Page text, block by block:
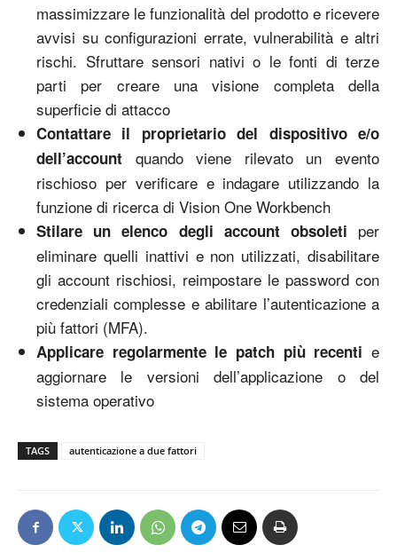
massimizzare le funzionalità del prodotto e ricevere
avvisi su configurazioni errate, vulnerabilità e altri
rischi. Sfruttare sensori nativi o le fonti di terze
parti per creare una visione completa della
superficie di attacco
Contattare il proprietario del dispositivo e/o
dell’account quando viene rilevato un evento
rischioso per verificare e indagare utilizzando la
funzione di ricerca di Vision One Workbench
Stilare un elenco degli account obsoleti per
eliminare quelli inattivi e non utilizzati, disabilitare
gli account rischiosi, reimpostare le password con
credenziali complesse e abilitare l’autenticazione a
più fattori (MFA).
Applicare regolarmente le patch più recenti e
aggiornare le versioni dell’applicazione o del
sistema operativo
TAGS autenticazione a due fattori